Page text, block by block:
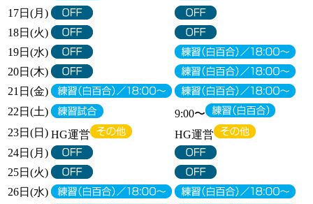
17日(月)
18日(火)
19日(水)
20日(木)
21日(金)
22日(土)
9:00〜
23日(日) HG運営
HG運営
24日(月)
25日(火)
26日(水)